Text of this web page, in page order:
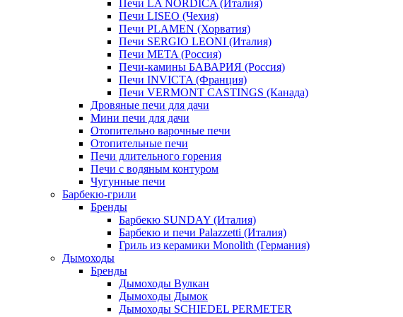
Печи LA NORDICA (Италия)
Печи LISEO (Чехия)
Печи PLAMEN (Хорватия)
Печи SERGIO LEONI (Италия)
Печи META (Россия)
Печи-камины БАВАРИЯ (Россия)
Печи INVICTA (Франция)
Печи VERMONT CASTINGS (Канада)
Дровяные печи для дачи
Мини печи для дачи
Отопительно варочные печи
Отопительные печи
Печи длительного горения
Печи с водяным контуром
Чугунные печи
Барбекю-грили
Бренды
Барбекю SUNDAY (Италия)
Барбекю и печи Palazzetti (Италия)
Гриль из керамики Monolith (Германия)
Дымоходы
Бренды
Дымоходы Вулкан
Дымоходы Дымок
Дымоходы SCHIEDEL PERMETER